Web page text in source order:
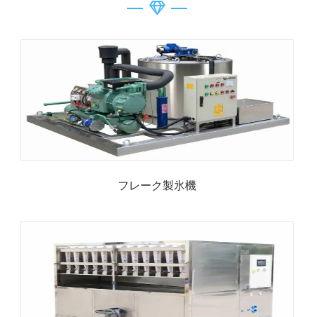
フレーク製氷機